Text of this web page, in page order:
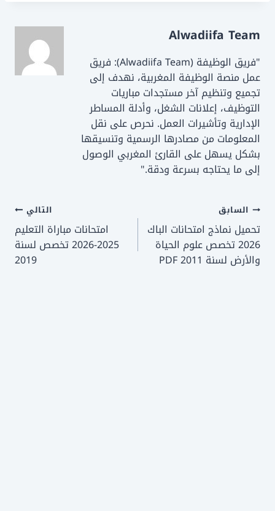
Alwadiifa Team
"فريق الوظيفة (Alwadiifa Team): فريق
عمل منصة الوظيفة المغربية، نهدف إلى
تجميع وتنظيم آخر مستجدات مباريات
التوظيف، إعلانات الشغل، وأدلة المساطر
الإدارية وتأشيرات العمل. نحرص على نقل
المعلومات من مصادرها الرسمية وتنسيقها
بشكل يسهل على القارئ المغربي الوصول
إلى ما يحتاجه بسرعة ودقة."
تصفّح
المقالات
السابق
تحميل نماذج امتحانات الباك
2026 تخصص علوم الحياة
والأرض لسنة 2011 PDF
التالي
امتحانات مباراة التعليم
2025-2026 تخصص لسنة
2019